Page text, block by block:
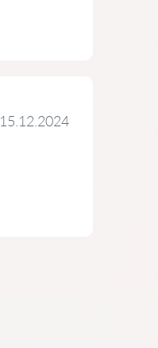
15.12.2024